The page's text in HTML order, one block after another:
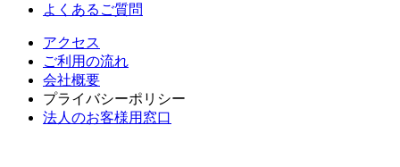
よくあるご質問
アクセス
ご利用の流れ
会社概要
プライバシーポリシー
法人のお客様用窓口